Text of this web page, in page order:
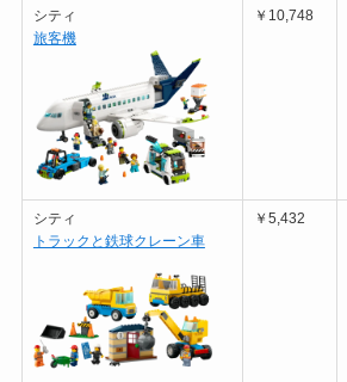
シティ
旅客機
￥10,748
シティ
トラックと鉄球クレーン車
￥5,432